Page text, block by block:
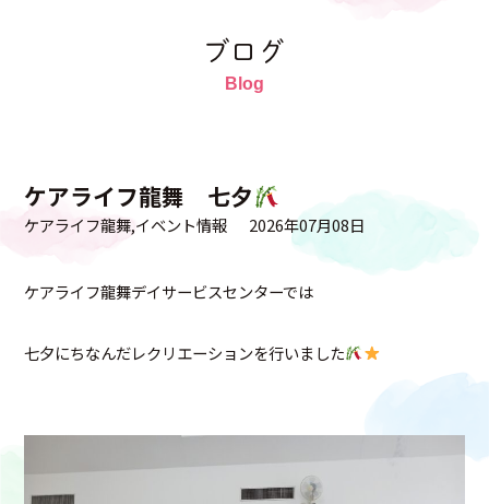
ブログ
ケアライフ龍舞 七夕
ケアライフ龍舞 イベント情報 2026年07月08日
ケアライフ龍舞デイサービスセンターでは
七夕にちなんだレクリエーションを行いました